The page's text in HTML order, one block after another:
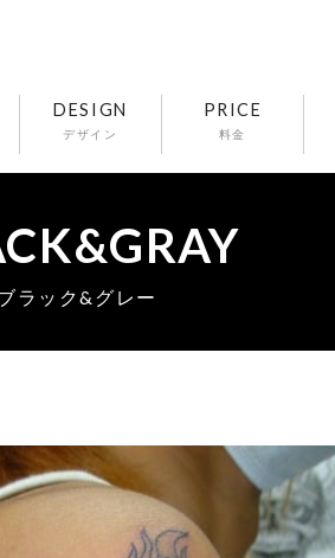
DESIGN
デザイン
PRICE
料金
ラック&グレー